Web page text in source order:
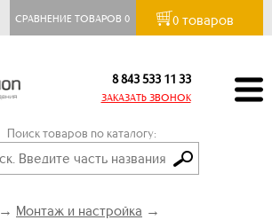
СРАВНЕНИЕ ТОВАРОВ0 0 товаров
8 843 533 11 33
ЗАКАЗАТЬ ЗВОНОК
Поиск товаров по каталогу:
→ Монтаж и настройка →